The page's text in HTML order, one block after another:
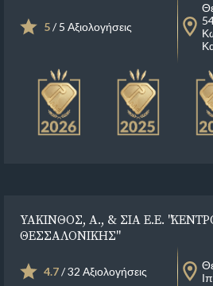
5/ 5 Αξιολογήσεις
ΥΑΚΙΝΘΟΣ, Α., & ΣΙΑ Ε.Ε.
ΘΕΣΣΑΛΟΝΙΚΗΣ"
4.7/ 32 Αξιολογήσεις